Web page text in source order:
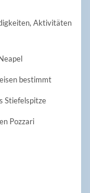
Aktivitäten
bestimmt
Stiefelspitze
Pozzari